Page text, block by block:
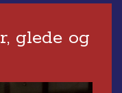
glede og